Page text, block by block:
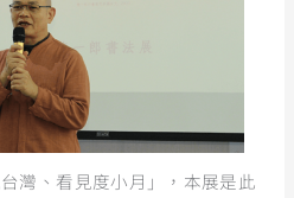
灣、看見度小月」，本展是此